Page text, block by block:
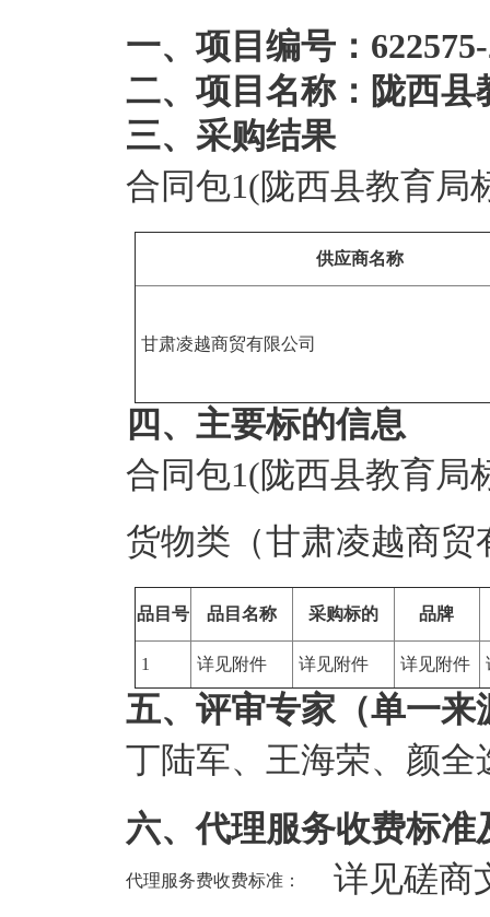
一、项目编号：
二、项目名称：陇西
三、采购结果
合同包1(陇西县教育局
供应商名称
甘肃凌越商贸有限公司
四、主要标的信息
合同包1(陇西县教育局
货物类（甘肃凌越商贸
品目号 品目名称 采购标的 品牌
1 详见附件 详见附件 详见附件
五、评审专家（单一
丁陆军、 王海荣、 颜全
六、代理服务收费标准
代理服务费收费标准：
详见磋商